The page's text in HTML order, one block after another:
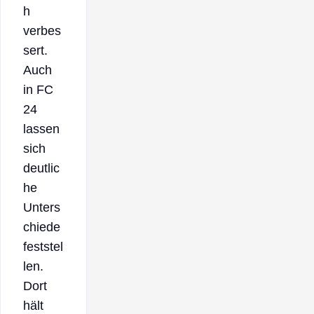
h
verbes
sert.
Auch
in FC
24
lassen
sich
deutlic
he
Unters
chiede
feststel
len.
Dort
hält